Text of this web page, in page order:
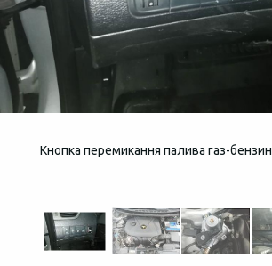
Кнопка перемикання палива газ-бензин